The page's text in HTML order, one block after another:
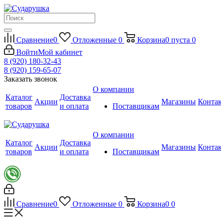
Сравнение0 Отложенные 0 Корзина0 пуста 0
ВойтиМой кабинет
8 (920) 180-32-43
8 (920) 159-65-07
Заказать звонок
Каталог
товаров
Акции
Доставка
и оплата
О компании
Поставщикам
Магазины
Каталог
товаров
Акции
Доставка
и оплата
О компании
Поставщикам
Магазины
Сравнение0 Отложенные 0 Корзина0 0